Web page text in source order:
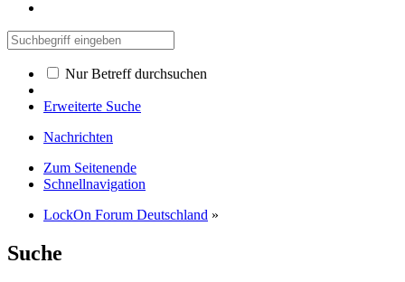
Nur Betreff durchsuchen
Erweiterte Suche
Nachrichten
Zum Seitenende
Schnellnavigation
LockOn Forum Deutschland »
Suche